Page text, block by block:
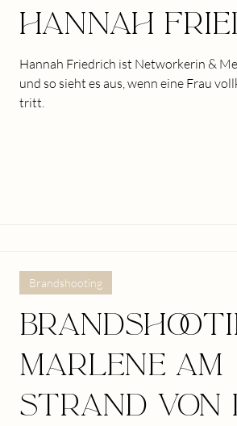
Hannah
Hannah Friedrich ist Networkerin &
und so sieht es aus, wenn eine Frau
tritt.
Marlene am
Strand von
Brandshooting